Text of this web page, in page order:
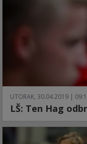
UTORAK, 30.04.2019 |
LŠ: Ten Hag